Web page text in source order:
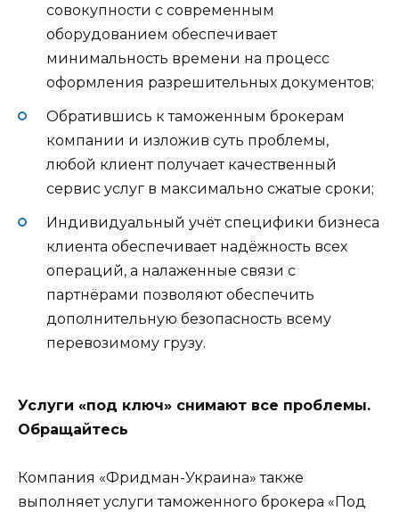
совокупности с современным
оборудованием обеспечивает
минимальность времени на процесс
оформления разрешительных документов;
Обратившись к таможенным брокерам
компании и изложив суть проблемы,
любой клиент получает качественный
сервис услуг в максимально сжатые сроки;
Индивидуальный учёт специфики бизнеса
клиента обеспечивает надёжность всех
операций, а налаженные связи с
партнёрами позволяют обеспечить
дополнительную безопасность всему
перевозимому грузу.
Услуги «под ключ» снимают все проблемы.
Обращайтесь
Компания «Фридман-Украина» также
выполняет услуги таможенного брокера «Под